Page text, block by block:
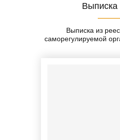
Выписка из
саморегулируемой